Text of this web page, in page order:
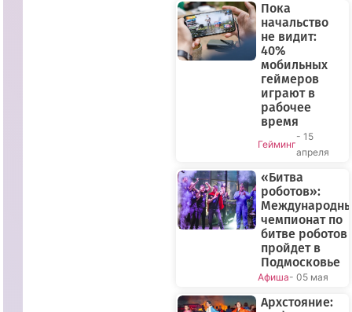
Пока
начальство
не видит:
40%
мобильных
геймеров
играют в
рабочее
время
Гейминг
- 15
апреля
«Битва
роботов»:
чемпионат по
битве роботов
пройдет в
Подмосковье
Афиша- 05 мая
Архстояние: